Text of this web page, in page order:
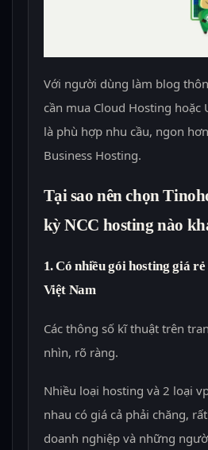
Với người dùng làm blog
cần mua Cloud Hosting hoặc
là phù hợp nhu cầu, ngon
Business Hosting.
Tại sao nên chọn
kỳ NCC hosting nào
1. Có nhiều gói hosting giá
Việt Nam
Các thông số kĩ thuật trên
nhìn, rõ ràng.
Nhiều loại hosting và 2 loại
nhau có giá cả phải chăng,
doanh nghiệp và những